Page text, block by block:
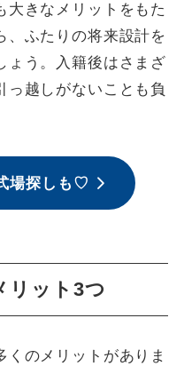
大きなメリットをもた
、ふたりの将来設計を
ょう。入籍後はさまざ
っ越しがないことも負
場探しも♡
リット3つ
のメリットがありま